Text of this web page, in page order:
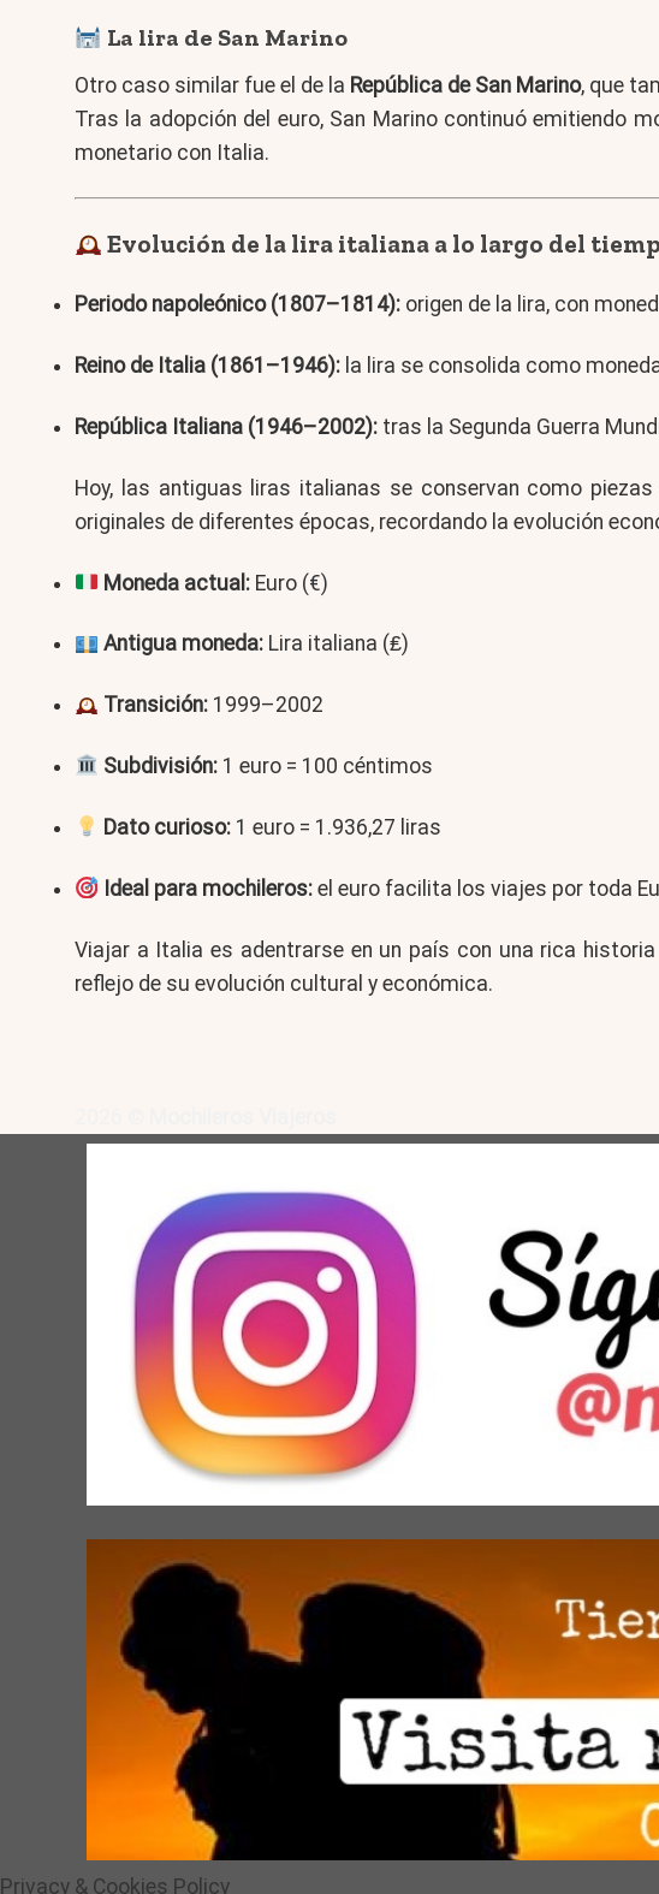
La lira de San Marino
Otro caso similar fue el de la República de San Marino, que
Tras la adopción del euro, San Marino continuó emitiendo
monetario con Italia.
Evolución de la lira italiana a lo largo del
Periodo napoleónico (1807–1814): origen de la lira, con
Reino de Italia (1861–1946): la lira se consolida como
República Italiana (1946–2002): tras la Segunda Guerra
Hoy, las antiguas liras italianas se conservan como
originales de diferentes épocas, recordando la evolución
Moneda actual: Euro (€)
Antigua moneda: Lira italiana (₤)
Transición: 1999–2002
Subdivisión: 1 euro = 100 céntimos
Dato curioso: 1 euro = 1.936,27 liras
Ideal para mochileros: el euro facilita los viajes por toda
Viajar a Italia es adentrarse en un país con una rica
reflejo de su evolución cultural y económica.
Privacy & Cookies Policy